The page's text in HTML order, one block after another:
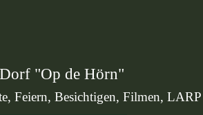
"Op de Hörn"
Feiern, Besichtigen, Filmen, LARP